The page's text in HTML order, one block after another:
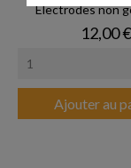
Electrodes non
Prix
12,00 €
Ajouter au